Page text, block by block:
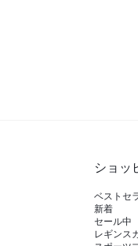
ショッ
ベストセ
新着
セール中
レギンス